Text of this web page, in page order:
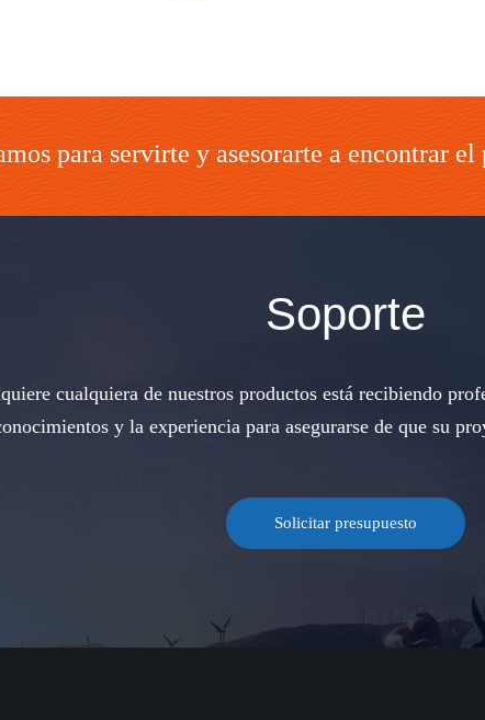
para servirte y asesorarte a encontrar
Soporte
cualquiera de nuestros productos está recibiendo
y la experiencia para asegurarse de que su
Solicitar presupuesto